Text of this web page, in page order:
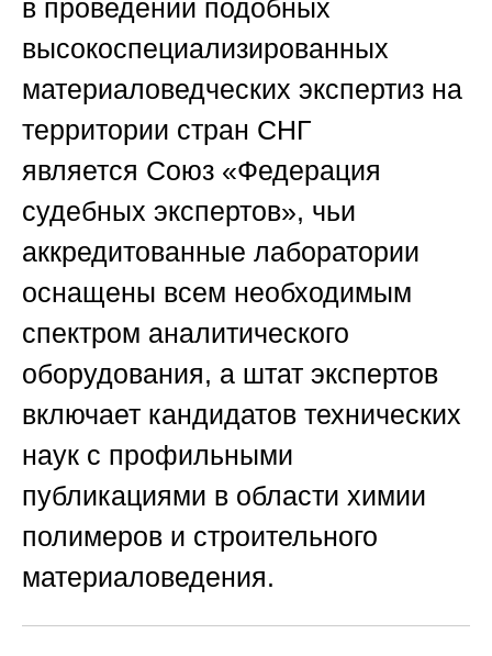
в проведении подобных
высокоспециализированных
материаловедческих экспертиз на
территории стран СНГ
является Союз «Федерация
судебных экспертов», чьи
аккредитованные лаборатории
оснащены всем необходимым
спектром аналитического
оборудования, а штат экспертов
включает кандидатов технических
наук с профильными
публикациями в области химии
полимеров и строительного
материаловедения.